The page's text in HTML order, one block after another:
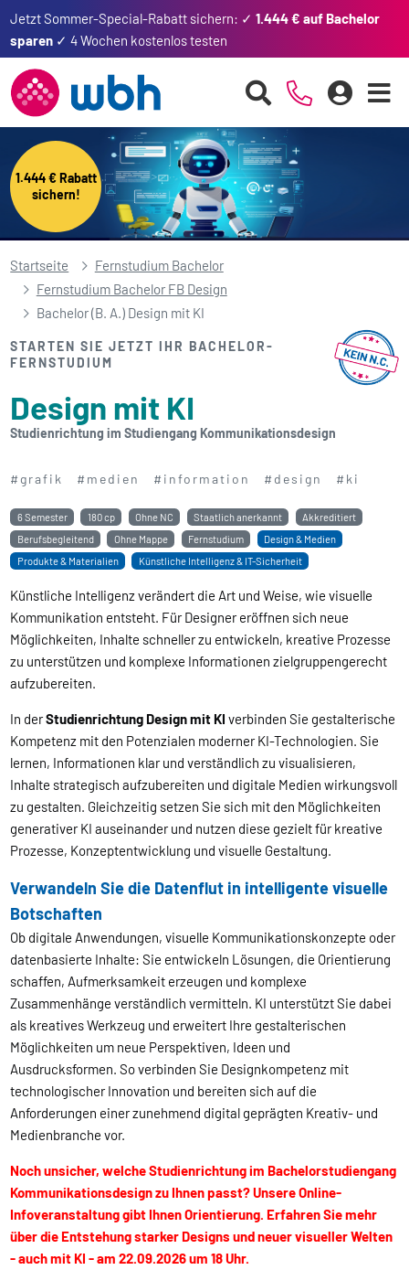
Jetzt Sommer-Special-Rabatt sichern: ✓1.444 € auf Bachelor
sparen ✓ 4 Wochen kostenlos testen
1.444 € Rabatt
sichern!
Startseite
Fernstudium Bachelor
Fernstudium Bachelor FB Design
Bachelor (B. A.) Design mit KI
STARTEN SIE JETZT IHR BACHELOR-
FERNSTUDIUM
Design mit KI
Studienrichtung im Studiengang Kommunikationsdesign
#grafik #medien #information #design #ki
6 Semester 180 cp Ohne NC Staatlich anerkannt
Akkreditiert
Berufsbegleitend
Ohne Mappe Fernstudium
Design & Medien
Produkte & Materialien
Künstliche Intelligenz & IT-Sicherheit
Künstliche Intelligenz verändert die Art und Weise, wie visuelle
Kommunikation entsteht. Für Designer eröffnen sich neue
Möglichkeiten, Inhalte schneller zu entwickeln, kreative Prozesse
zu unterstützen und komplexe Informationen zielgruppengerecht
aufzubereiten.
In derStudienrichtung Design mit KI verbinden Sie gestalterische
Kompetenz mit den Potenzialen moderner KI-Technologien. Sie
lernen, Informationen klar und verständlich zu visualisieren,
Inhalte strategisch aufzubereiten und digitale Medien wirkungsvoll
zu gestalten. Gleichzeitig setzen Sie sich mit den Möglichkeiten
generativer KI auseinander und nutzen diese gezielt für kreative
Prozesse, Konzeptentwicklung und visuelle Gestaltung.
Verwandeln Sie die Datenflut in intelligente visuelle
Botschaften
Ob digitale Anwendungen, visuelle Kommunikationskonzepte oder
datenbasierte Inhalte: Sie entwickeln Lösungen, die Orientierung
schaffen, Aufmerksamkeit erzeugen und komplexe
Zusammenhänge verständlich vermitteln. KI unterstützt Sie dabei
als kreatives Werkzeug und erweitert Ihre gestalterischen
Möglichkeiten um neue Perspektiven, Ideen und
Ausdrucksformen. So verbinden Sie Designkompetenz mit
technologischer Innovation und bereiten sich auf die
Anforderungen einer zunehmend digital geprägten Kreativ- und
Medienbranche vor.
Noch unsicher, welche Studienrichtung im Bachelorstudiengang
Kommunikationsdesign zu Ihnen passt? Unsere Online-
Infoveranstaltung gibt Ihnen Orientierung. Erfahren Sie mehr
über die Entstehung starker Designs und neuer visueller Welten
- auch mit KI - am 22.09.2026 um 18 Uhr.